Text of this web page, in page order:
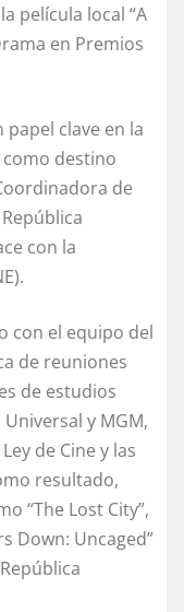
película local “A
en Premios
papel clave en la
destino
de
con la
con el equipo del
de reuniones
de estudios
y MGM,
de Cine y las
resultado,
“The Lost City”,
Down: Uncaged”